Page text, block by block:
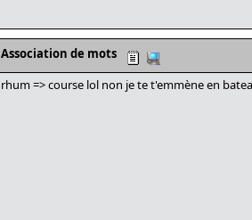
Association de mots
rhum => course lol non je te t'emmène en